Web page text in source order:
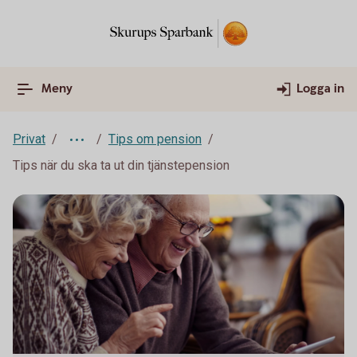
Meny Logga in
Privat
Tips om pension
Tips när du ska ta ut din tjänstepension